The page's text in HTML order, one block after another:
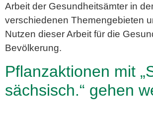
Arbeit der Gesundheitsämter in
verschiedenen Themengebieten
Nutzen dieser Arbeit für die
Bevölkerung.
Pflanzaktionen mit
sächsisch.“ gehen